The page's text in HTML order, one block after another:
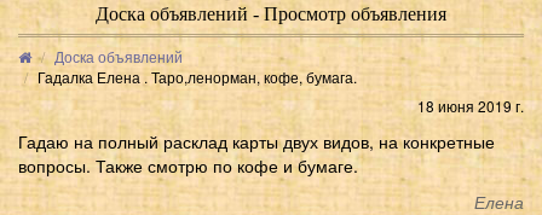
Доска объявлений - Просмотр объявления
Доска объявлений
Гадалка Елена . Таро,ленорман, кофе, бумага.
18 июня 2019 г.
Гадаю на полный расклад карты двух видов, на конкретные
вопросы. Также смотрю по кофе и бумаге.
Елена